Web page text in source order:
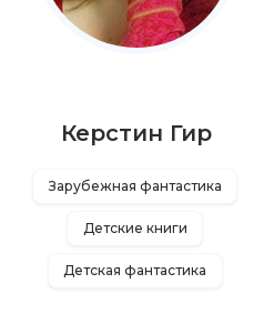
Керстин Гир
Зарубежная фантастика
Детские книги
Детская фантастика